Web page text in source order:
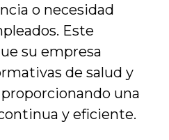
o necesidad
Este
su empresa
de salud y
una
y eficiente.